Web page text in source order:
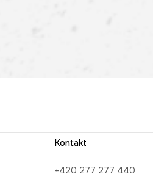
Kontakt
+420 277 277 440